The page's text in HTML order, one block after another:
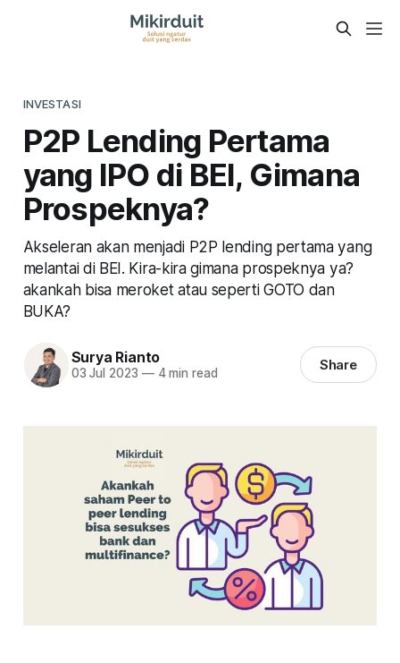
INVESTASI
P2P Lending Pertama
yang IPO di BEI, Gimana
Prospeknya?
Akseleran akan menjadi P2P lending pertama yang
melantai di BEI. Kira-kira gimana prospeknya ya?
akankah bisa meroket atau seperti GOTO dan
BUKA?
Surya Rianto
03 Jul 2023 —4 min read Share